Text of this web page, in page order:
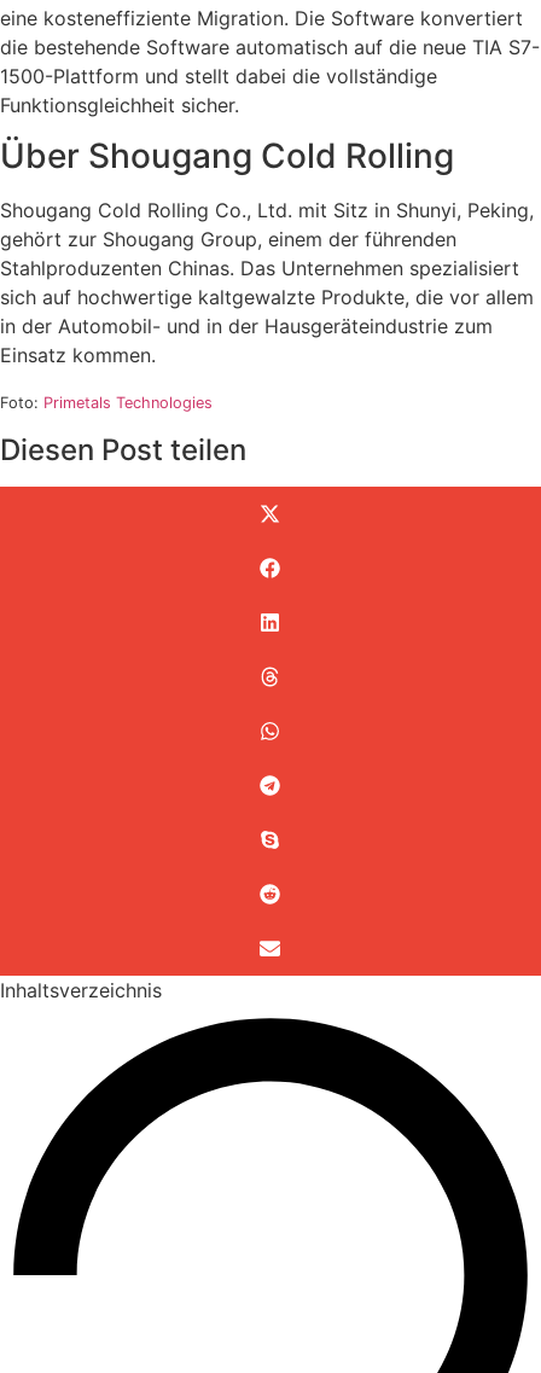
eine kosteneffiziente Migration. Die Software konvertiert
die bestehende Software automatisch auf die neue TIA S7-
1500-Plattform und stellt dabei die vollständige
Funktionsgleichheit sicher.
Über Shougang Cold Rolling
Shougang Cold Rolling Co., Ltd. mit Sitz in Shunyi, Peking,
gehört zur Shougang Group, einem der führenden
Stahlproduzenten Chinas. Das Unternehmen spezialisiert
sich auf hochwertige kaltgewalzte Produkte, die vor allem
in der Automobil- und in der Hausgeräteindustrie zum
Einsatz kommen.
Foto: Primetals Technologies
Diesen Post teilen
Inhaltsverzeichnis